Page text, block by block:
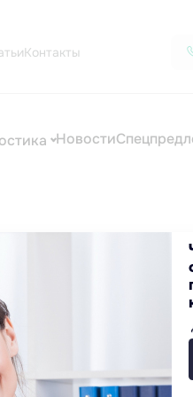
Контакты
Новости